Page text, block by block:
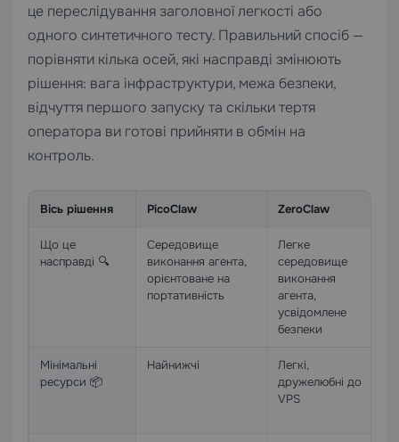
це переслідування заголовної легкості або
одного синтетичного тесту. Правильний спосіб —
порівняти кілька осей, які насправді змінюють
рішення: вага інфраструктури, межа безпеки,
відчуття першого запуску та скільки тертя
оператора ви готові прийняти в обмін на
контроль.
Вісь рішення PicoClaw ZeroClaw
Що це
насправді 🔍
Середовище
виконання агента,
орієнтоване на
портативність
Легке
середовище
виконання
агента,
усвідомлене
безпеки
Мінімальні
ресурси 📦
Найнижчі
Легкі,
дружелюбні до
VPS